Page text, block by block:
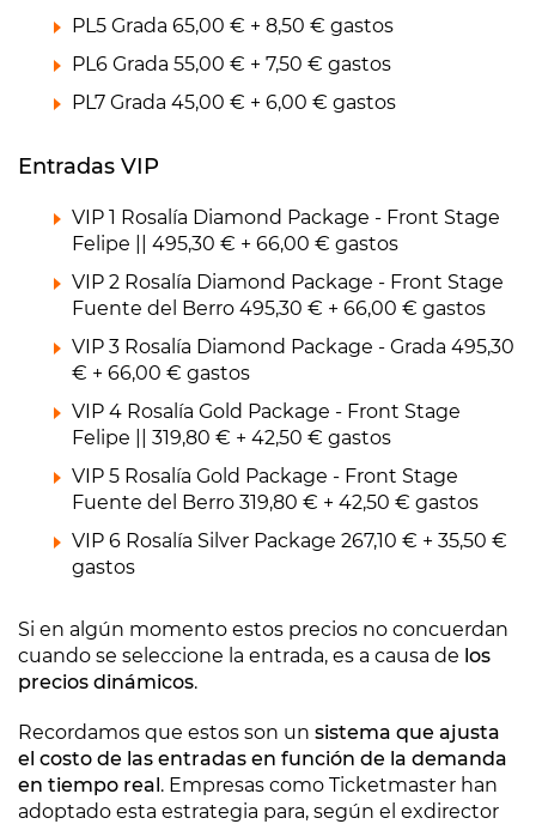
PL5 Grada 65,00 € + 8,50 € gastos
PL6 Grada 55,00 € + 7,50 € gastos
PL7 Grada 45,00 € + 6,00 € gastos
Entradas VIP
VIP 1 Rosalía Diamond Package - Front Stage
Felipe || 495,30 € + 66,00 € gastos
VIP 2 Rosalía Diamond Package - Front Stage
Fuente del Berro 495,30 € + 66,00 € gastos
VIP 3 Rosalía Diamond Package - Grada 495,30
€ + 66,00 € gastos
VIP 4 Rosalía Gold Package - Front Stage
Felipe || 319,80 € + 42,50 € gastos
VIP 5 Rosalía Gold Package - Front Stage
Fuente del Berro 319,80 € + 42,50 € gastos
VIP 6 Rosalía Silver Package 267,10 € + 35,50 €
gastos
Si en algún momento estos precios no concuerdan
cuando se seleccione la entrada, es a causa de los
precios dinámicos.
Recordamos que estos son un sistema que ajusta
el costo de las entradas en función de la demanda
en tiempo real. Empresas como Ticketmaster han
adoptado esta estrategia para, según el exdirector